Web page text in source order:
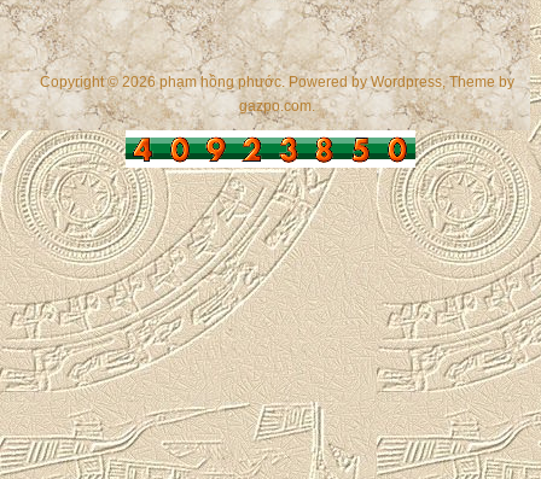
Copyright © 2026 phạm hồng phước. Powered byWordpress, Theme by
gazpo.com.